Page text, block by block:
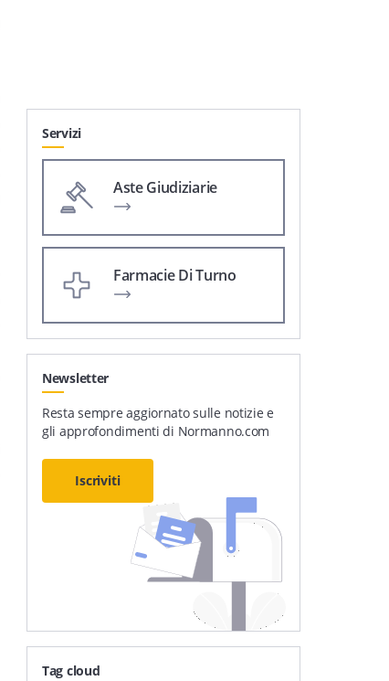
Servizi
Aste Giudiziarie
Farmacie Di Turno
Newsletter
Resta sempre aggiornato sulle notizie e
gli approfondimenti di Normanno.com
Iscriviti
Tag cloud